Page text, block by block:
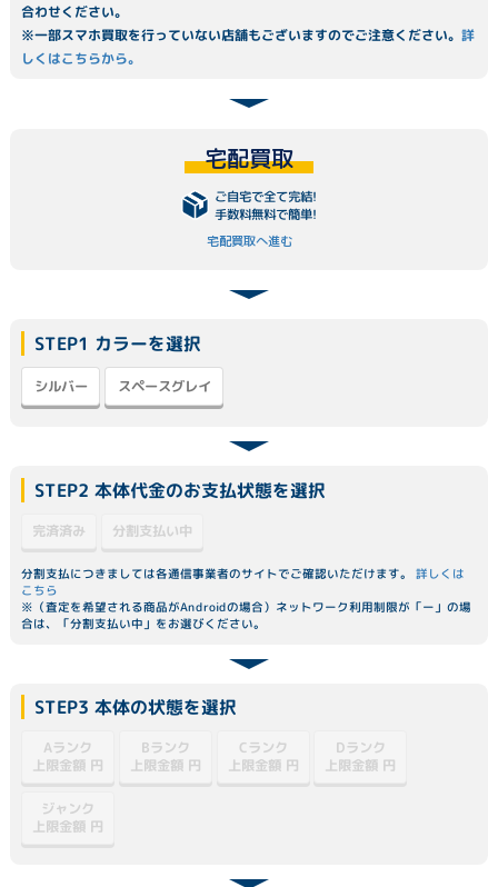
合わせください。
※一部スマホ買取を行っていない店舗もございますのでご注意ください。詳
しくはこちらから。
宅配買取
ご自宅で全て完結!
手数料無料で簡単!
宅配買取へ進む
STEP1 カラーを選択
シルバー スペースグレイ
STEP2 本体代金のお支払状態を選択
完済済み 分割支払い中
分割支払につきましては各通信事業者のサイトでご確認いただけます。詳しくは
こちら
※（査定を希望される商品がAndroidの場合）ネットワーク利用制限が「ー」の場
合は、「分割支払い中」をお選びください。
STEP3 本体の状態を選択
Aランク
上限金額 円
Bランク
上限金額 円
Cランク
上限金額 円
Dランク
上限金額 円
ジャンク
上限金額 円